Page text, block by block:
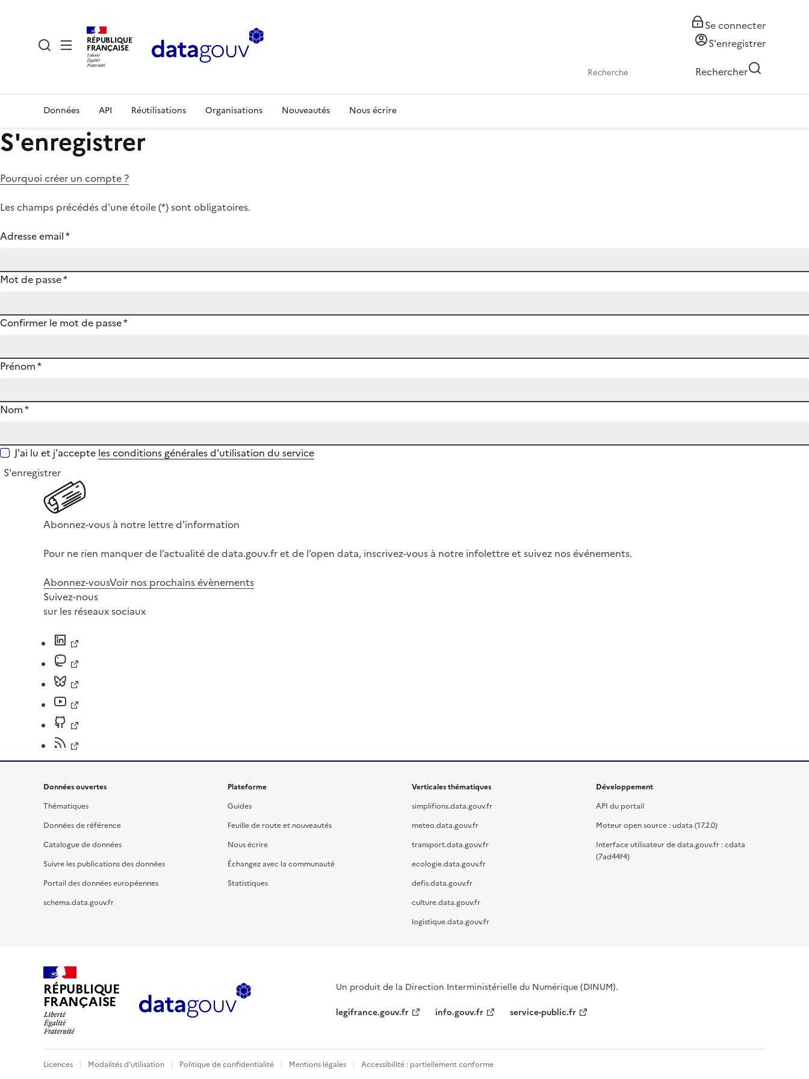
RÉPUBLIQUE
FRANÇAISE
Se connecter
S'enregistrer
Rechercher
Données API Réutilisations Organisations Nouveautés Nous écrire
S'enregistrer
Pourquoi créer un compte ?
Les champs précédés d'une étoile (*) sont obligatoires.
Adresse email*
Mot de passe*
Confirmer le mot de passe*
Prénom*
Nom*
J'ai lu et j'accepte les conditions générales d'utilisation du service
S'enregistrer
Abonnez-vous à notre lettre d'information
Pour ne rien manquer de l’actualité de data.gouv.fr et de l’open data, inscrivez-vous à notre infolettre et suivez nos événements.
Abonnez-vousVoir nos prochains évènements
Suivez-nous
sur les réseaux sociaux
Données ouvertes
Thématiques
Données de référence
Catalogue de données
Suivre les publications des données
Portail des données européennes
schema.data.gouv.fr
Plateforme
Guides
Feuille de route et nouveautés
Nous écrire
Échangez avec la communauté
Statistiques
Verticales thématiques
simplifions.data.gouv.fr
meteo.data.gouv.fr
transport.data.gouv.fr
ecologie.data.gouv.fr
defis.data.gouv.fr
culture.data.gouv.fr
logistique.data.gouv.fr
Développement
API du portail
Moteur open source : udata (17.2.0)
Interface utilisateur de data.gouv.fr : cdata
(7ad44f4)
RÉPUBLIQUE
FRANÇAISE
Un produit de la Direction Interministérielle du Numérique (DINUM).
legifrance.gouv.fr
info.gouv.fr service-public.fr
Licences Modalités d'utilisation Politique de confidentialité Mentions légales Accessibilité : partiellement conforme